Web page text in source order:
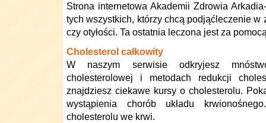
Strona internetowa Akademii Zdrowia
tych wszystkich, którzy chcą podjąćleczenie w
czy otyłości. Ta ostatnia leczona jest za
Cholesterol całkowity
W naszym serwisie odkryjesz
cholesterolowej i metodach redukcji
znajdziesz ciekawe kursy o cholesterolu.
wystąpienia chorób układu
cholesterolu we krwi.